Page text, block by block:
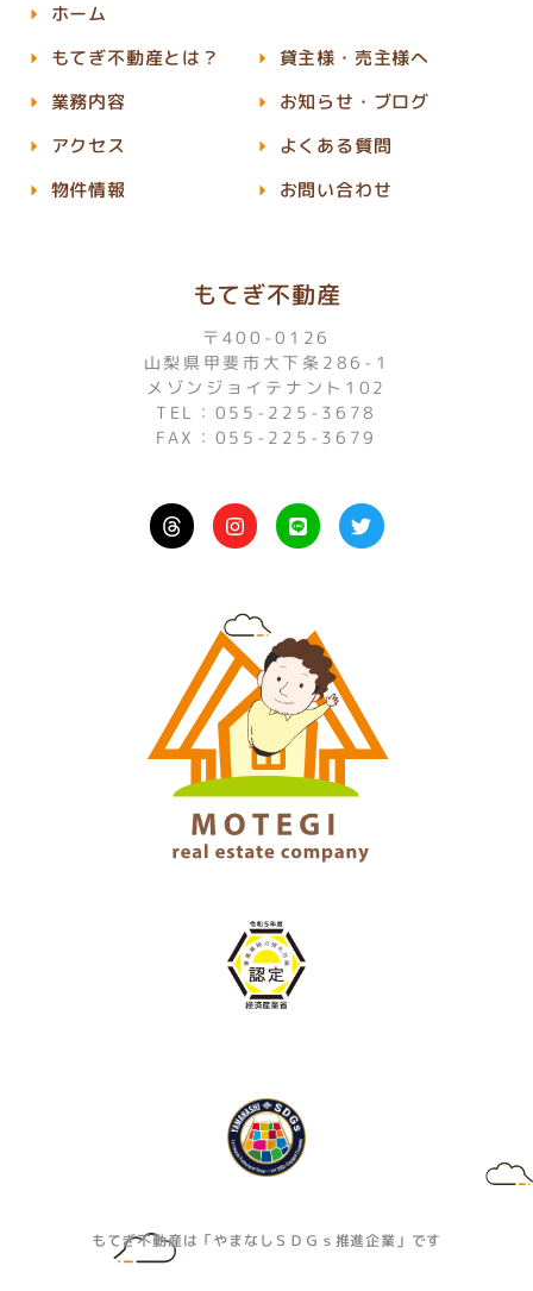
もてぎ不動産
〒400-0126
山梨県甲斐市大下条286-1
メゾンジョイテナント102
TEL：055-225-3678
FAX：055-225-3679
I
n
s
g
r
a
m
L
i
n
T
w
i
もてぎ不動産は「やまなしＳＤＧｓ推進企業」です
ホーム
もてぎ不動産とは？
業務内容
アクセス
物件情報
貸主様・売主様へ
お知らせ・ブログ
よくある質問
お問い合わせ